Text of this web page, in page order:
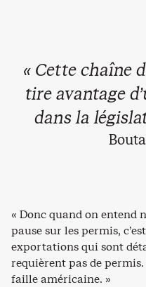
« Cette chaîne
tire avantage
dans la
« Donc quand on entend
pause sur les permis,
exportations qui sont
requièrent pas de permis.
faille américaine. »